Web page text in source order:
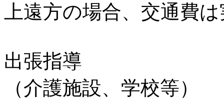
上遠方の場合、交通費
出張指導
（介護施設、学校等）